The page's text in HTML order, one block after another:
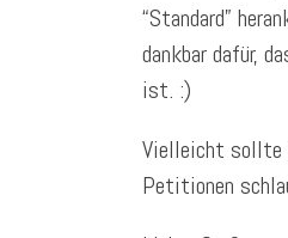
“Standard”
dankbar dafür,
ist. :)
Vielleicht sollte
Petitionen